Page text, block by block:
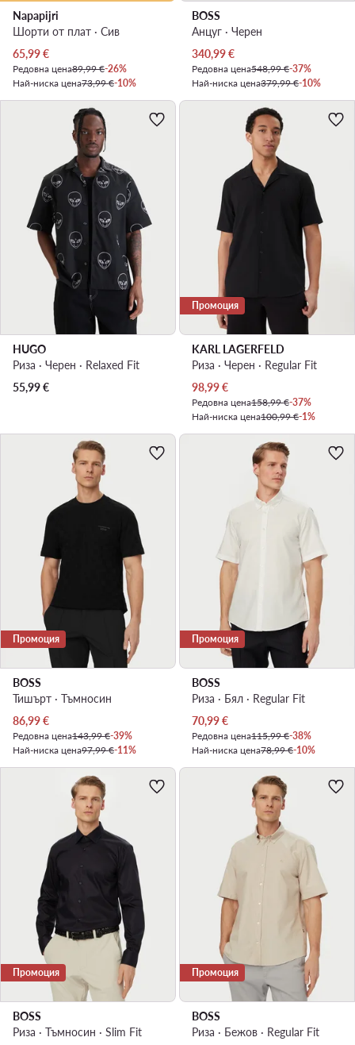
Napapijri
Шорти от плат · Сив
Актуална цена
65,99€
Редовна цена89,99 €-26%
Най-ниска цена73,99 €-10%
BOSS
Анцуг · Черен
Актуална цена
340,99€
Редовна цена548,99 €-37%
Най-ниска цена379,99 €-10%
HUGO
Риза · Черен · Relaxed Fit
55,99€
Промоция
KARL LAGERFELD
Риза · Черен · Regular Fit
Актуална цена
98,99€
Редовна цена158,99 €-37%
Най-ниска цена100,99 €-1%
Промоция
BOSS
Тишърт · Тъмносин
Актуална цена
86,99€
Редовна цена143,99 €-39%
Най-ниска цена97,99 €-11%
Промоция
BOSS
Риза · Бял · Regular Fit
Актуална цена
70,99€
Редовна цена115,99 €-38%
Най-ниска цена78,99 €-10%
Промоция
BOSS
Риза · Тъмносин · Slim Fit
Промоция
BOSS
Риза · Бежов · Regular Fit